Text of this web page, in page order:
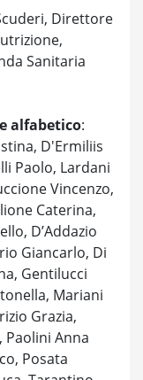
Direttore
Sanitaria
alfabetico:
D'Ermiliis
Paolo, Lardani
Vincenzo,
Caterina,
D’Addazio
Giancarlo, Di
Gentilucci
Mariani
Grazia,
Anna
Posata